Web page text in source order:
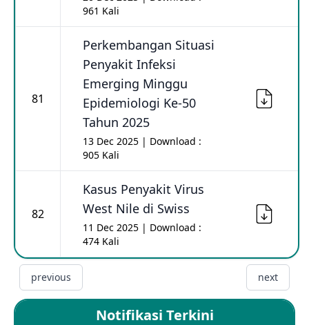
961 Kali
81
Perkembangan Situasi
Penyakit Infeksi
Emerging Minggu
Epidemiologi Ke-50
Tahun 2025
13 Dec 2025 | Download :
905 Kali
82
Kasus Penyakit Virus
West Nile di Swiss
11 Dec 2025 | Download :
474 Kali
previous next
Notifikasi Terkini